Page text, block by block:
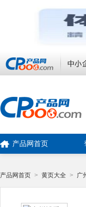
产品网首页
产品网首页 > 黄页大全 > 广